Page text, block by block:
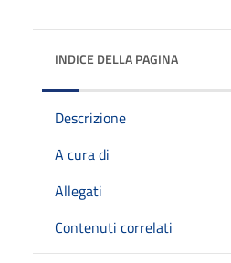
INDICE DELLA PAGINA
Descrizione
A cura di
Allegati
Contenuti correlati